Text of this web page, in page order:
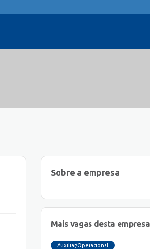
Sobre a empresa
Mais vagas desta empresa
Auxiliar/Operacional